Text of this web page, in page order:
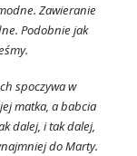
Zawieranie
Podobnie jak
spoczywa w
matka, a babcia
dalej, i tak dalej,
do Marty.